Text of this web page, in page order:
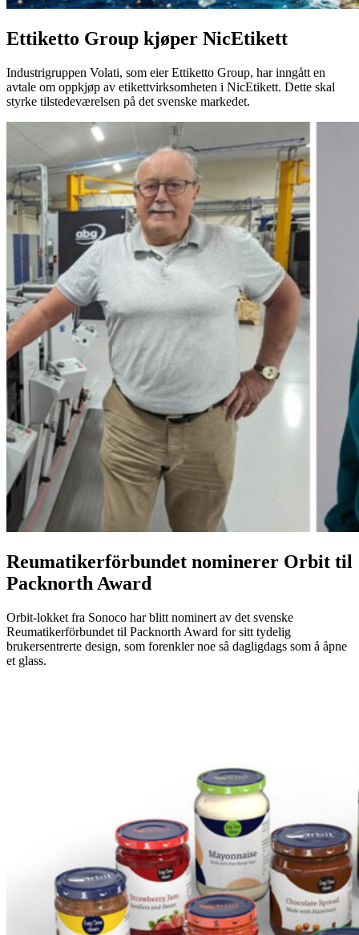
Ettiketto Group kjøper NicEtikett
Industrigruppen Volati, som eier Ettiketto Group, har inngått en
avtale om oppkjøp av etikettvirksomheten i NicEtikett. Dette skal
styrke tilstedeværelsen på det svenske markedet.
Reumatikerförbundet nominerer Orbit til
Packnorth Award
Orbit-lokket fra Sonoco har blitt nominert av det svenske
Reumatikerförbundet til Packnorth Award for sitt tydelig
brukersentrerte design, som forenkler noe så dagligdags som å åpne
et glass.